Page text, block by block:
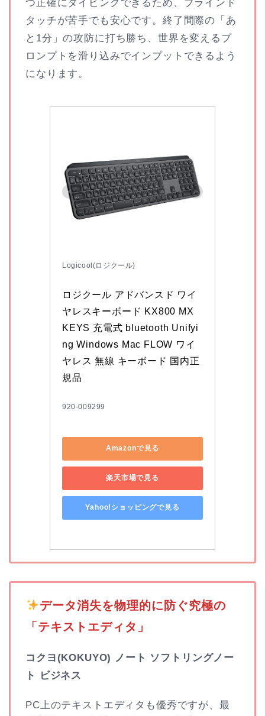
つ正確にタイピングできるため、ブラインド
タッチが苦手でも安心です。終了間際の「あ
と1分」の攻防に打ち勝ち、世界を変えるプ
ロンプトを滑り込みでインプットできるよう
になります。
Logicool(ロジクール)
ロジクール アドバンスド ワイ
ヤレスキーボード KX800 MX
KEYS 充電式 bluetooth Unifyi
ng Windows Mac FLOW ワイ
ヤレス 無線 キーボード 国内正
規品
920-009299
Amazonで見る
楽天市場で見る
Yahoo!ショッピングで見る
データ消失を物理的に防ぐ究極の
「テキストエディタ」
コクヨ(KOKUYO) ノート ソフトリングノー
ト ビジネス
PC上のテキストエディタも優秀ですが、最